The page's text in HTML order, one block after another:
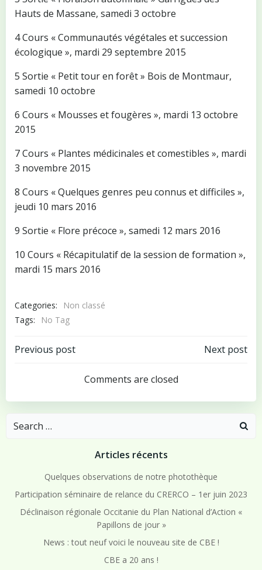
Hauts de Massane, samedi 3 octobre
4 Cours « Communautés végétales et succession
écologique », mardi 29 septembre 2015
5 Sortie « Petit tour en forêt » Bois de Montmaur,
samedi 10 octobre
6 Cours « Mousses et fougères », mardi 13 octobre
2015
7 Cours « Plantes médicinales et comestibles », mardi
3 novembre 2015
8 Cours « Quelques genres peu connus et difficiles »,
jeudi 10 mars 2016
9 Sortie « Flore précoce », samedi 12 mars 2016
10 Cours « Récapitulatif de la session de formation »,
mardi 15 mars 2016
Categories:
Non classé
Tags:
No Tag
Post
navigation
Previous post
navigation
Next post
Comments are closed
Search
Articles récents
Quelques observations de notre photothèque
Participation séminaire de relance du CRERCO – 1er juin 2023
Déclinaison régionale Occitanie du Plan National d’Action «
Papillons de jour »
News : tout neuf voici le nouveau site de CBE !
CBE a 20 ans !